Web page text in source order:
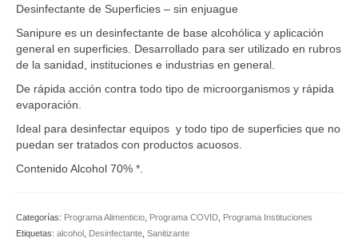
Desinfectante de Superficies – sin enjuague
Sanipure es un desinfectante de base alcohólica y aplicación
general en superficies. Desarrollado para ser utilizado en rubros
de la sanidad, instituciones e industrias en general.
De rápida acción contra todo tipo de microorganismos y rápida
evaporación.
Ideal para desinfectar equipos y todo tipo de superficies que no
puedan ser tratados con productos acuosos.
Contenido Alcohol 70% *.
Categorías: Programa Alimenticio Programa COVID Programa Instituciones
Etiquetas: alcohol Desinfectante Sanitizante